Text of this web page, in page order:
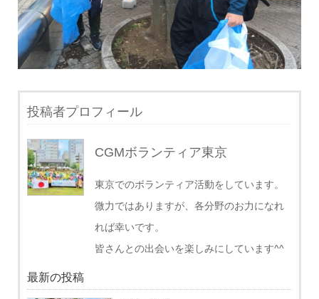
投稿者プロフィール
CGMボランティア東京
東京でのボランティア活動をしています。
微力ではありますが、各分野のお力になれ
れば幸いです。
皆さんとの出会いを楽しみにしています^^
最新の投稿